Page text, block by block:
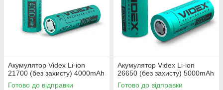
Акумулятор Videx Li-ion
21700 (без захисту) 4000mAh
Готово до відправки
Акумулятор Videx Li-ion
26650 (без захисту) 5000mAh
Готово до відправки